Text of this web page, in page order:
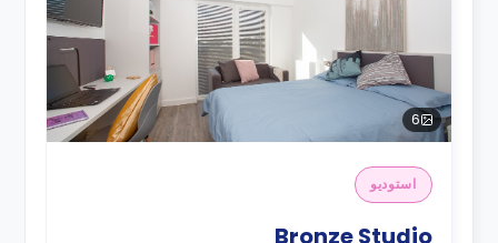
6
استوديو
Bronze Studio